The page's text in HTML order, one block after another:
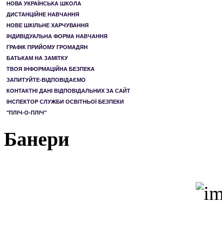
НОВА УКРАЇНСЬКА ШКОЛА
ДИСТАНЦІЙНЕ НАВЧАННЯ
НОВЕ ШКІЛЬНЕ ХАРЧУВАННЯ
ІНДИВІДУАЛЬНА ФОРМА НАВЧАННЯ
ГРАФІК ПРИЙОМУ ГРОМАДЯН
БАТЬКАМ НА ЗАМІТКУ
ТВОЯ ІНФОРМАЦІЙНА БЕЗПЕКА
ЗАПИТУЙТЕ-ВІДПОВІДАЄМО
КОНТАКТНІ ДАНІ ВІДПОВІДАЛЬНИХ ЗА САЙТ
ІНСПЕКТОР СЛУЖБИ ОСВІТНЬОЇ БЕЗПЕКИ
"ПЛІЧ-О-ПЛІЧ"
Банери